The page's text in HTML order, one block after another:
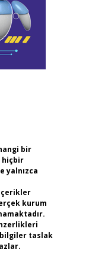
bir
hiçbir
yalnızca
kurum
taslak